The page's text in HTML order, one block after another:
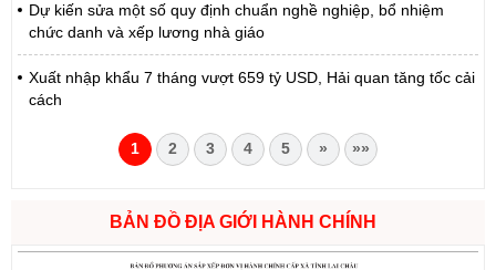
Dự kiến sửa một số quy định chuẩn nghề nghiệp, bổ nhiệm
chức danh và xếp lương nhà giáo
Xuất nhập khẩu 7 tháng vượt 659 tỷ USD, Hải quan tăng tốc cải
cách
1 2 3 4 5 » »»
BẢN ĐỒ ĐỊA GIỚI HÀNH CHÍNH